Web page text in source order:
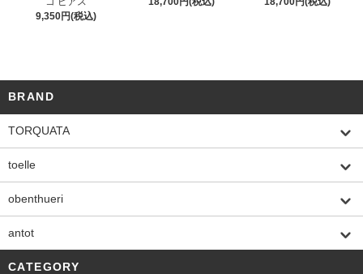
9,350円(税込)
BRAND
TORQUATA
toelle
obenthueri
antot
CATEGORY